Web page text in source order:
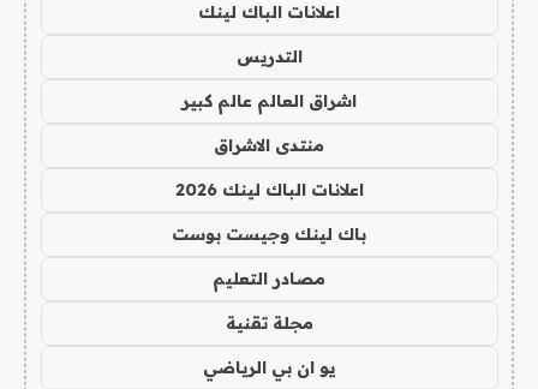
اعلانات الباك لينك
التدريس
اشراق العالم عالم كبير
منتدى الاشراق
اعلانات الباك لينك 2026
باك لينك وجيست بوست
مصادر التعليم
مجلة تقنية
يو ان بي الرياضي